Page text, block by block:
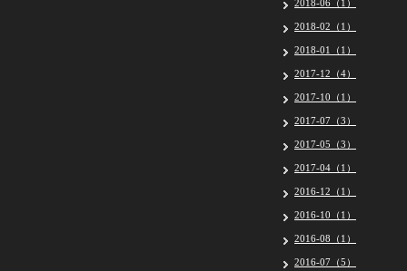
2018-06（1）
2018-02（1）
2018-01（1）
2017-12（4）
2017-10（1）
2017-07（3）
2017-05（3）
2017-04（1）
2016-12（1）
2016-10（1）
2016-08（1）
2016-07（5）